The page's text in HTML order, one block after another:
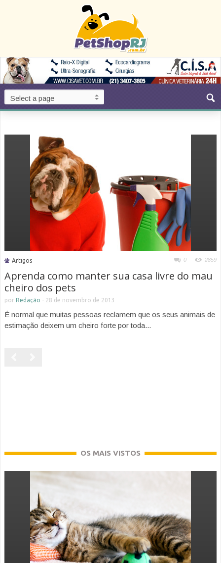
Artigos 0 2859
Aprenda como manter sua casa livre do mau
cheiro dos pets
por Redação - 28 de novembro de 2013
É normal que muitas pessoas reclamem que os seus animais de
estimação deixem um cheiro forte por toda...
OS MAIS VISTOS